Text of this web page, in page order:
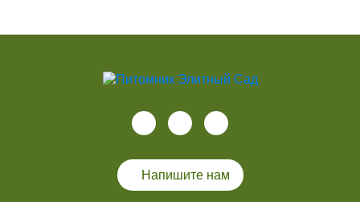
Напишите нам